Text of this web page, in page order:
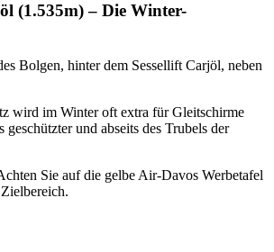
(1.535m) – Die Winter-
Bolgen, hinter dem Sessellift Carjöl, neben
wird im Winter oft extra für Gleitschirme
und abseits des Trubels der
Sie auf die gelbe Air-Davos Werbetafel